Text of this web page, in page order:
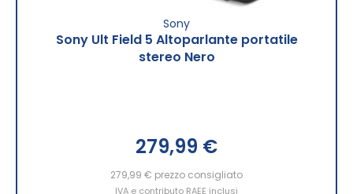
Sony
Sony Ult Field 5 Altoparlante portatile
stereo Nero
279,99 €
279,99 € prezzo consigliato
IVA e contributo RAEE inclusi